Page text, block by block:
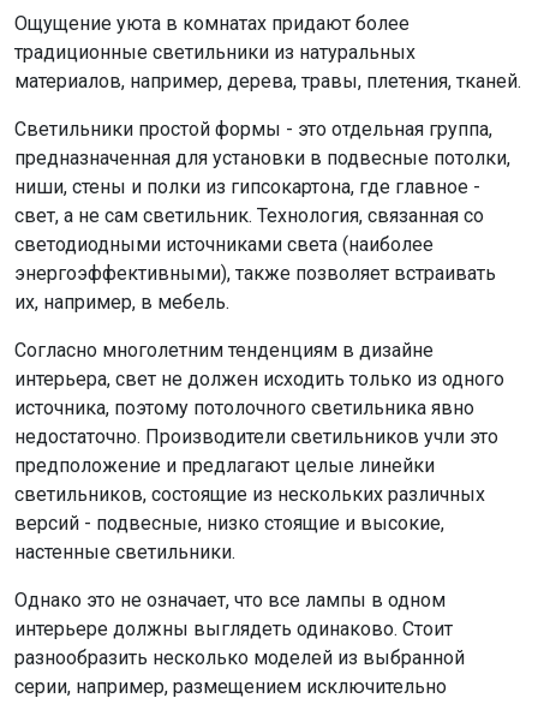
Ощущение уюта в комнатах придают более
традиционные светильники из натуральных
материалов, например, дерева, травы, плетения, тканей.
Светильники простой формы - это отдельная группа,
предназначенная для установки в подвесные потолки,
ниши, стены и полки из гипсокартона, где главное -
свет, а не сам светильник. Технология, связанная со
светодиодными источниками света (наиболее
энергоэффективными), также позволяет встраивать
их, например, в мебель.
Согласно многолетним тенденциям в дизайне
интерьера, свет не должен исходить только из одного
источника, поэтому потолочного светильника явно
недостаточно. Производители светильников учли это
предположение и предлагают целые линейки
светильников, состоящие из нескольких различных
версий - подвесные, низко стоящие и высокие,
настенные светильники.
Однако это не означает, что все лампы в одном
интерьере должны выглядеть одинаково. Стоит
разнообразить несколько моделей из выбранной
серии, например, размещением исключительно